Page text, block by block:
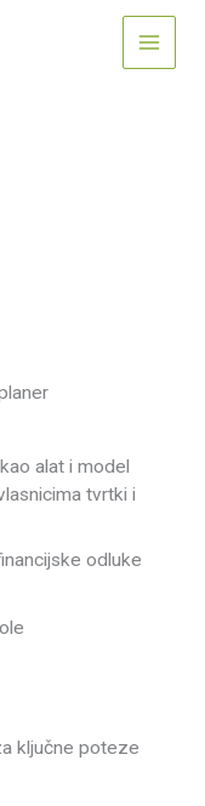
alat i model
tvrtki i
odluke
ključne poteze